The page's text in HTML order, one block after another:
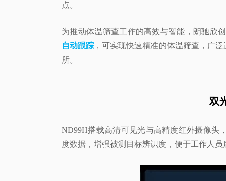
点。
为推动体温筛查工作的高效与智能，朗驰欣
自动跟踪 ，可实现快速精准的体温筛查，广
所。
双
ND99H搭载高清可见光与高精度红外摄像头
度数据，增强被测目标辨识度，便于工作人员